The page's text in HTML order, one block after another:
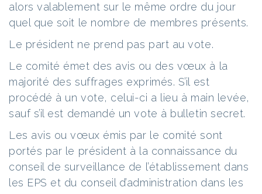
alors valablement sur le même ordre du jour
quel que soit le nombre de membres présents.
Le président ne prend pas part au vote.
Le comité émet des avis ou des vœux à la
majorité des suffrages exprimés. S’il est
procédé à un vote, celui-ci a lieu à main levée,
sauf s’il est demandé un vote à bulletin secret.
Les avis ou vœux émis par le comité sont
portés par le président à la connaissance du
conseil de surveillance de l’établissement dans
les EPS et du conseil d’administration dans les